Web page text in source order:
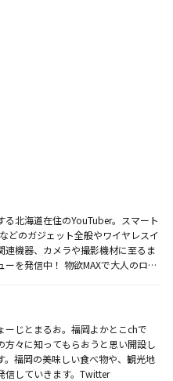
る北海道在住のYouTuber。スマート
どのガジェット全般やワイヤレスイ
連機器、カメラや撮影機材に至るま
を発信中！ 物欲MAXで大人のロマ
ーじとまるお。福岡よかとこchで
方々に知ってもらおうと思い開設し
。福岡の美味しい食べ物や、観光地
信していきます。Twitter